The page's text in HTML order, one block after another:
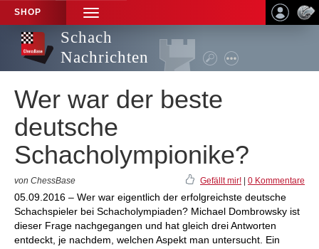
SHOP
TOGGLE
NAVIGATION
Schach
Nachrichten
Wer war der beste
deutsche
Schacholympionike?
von ChessBase Gefällt mir! 0 Kommentare
05.09.2016 – Wer war eigentlich der erfolgreichste deutsche
Schachspieler bei Schacholympiaden? Michael Dombrowsky ist
dieser Frage nachgegangen und hat gleich drei Antworten
entdeckt, je nachdem, welchen Aspekt man untersucht. Ein